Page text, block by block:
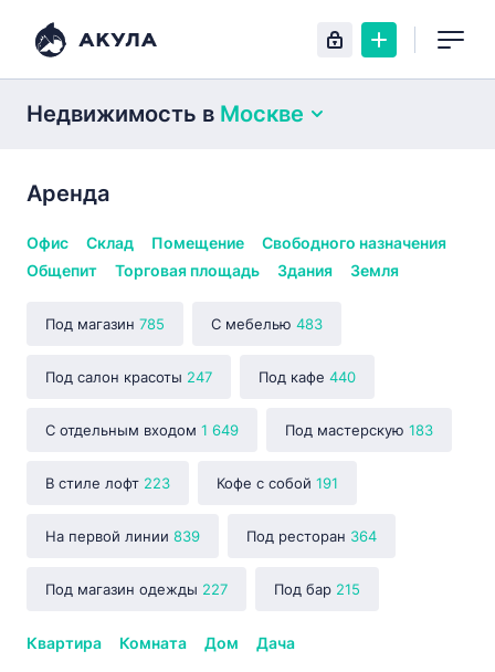
Недвижимость в Москве
Аренда
Офис Склад Помещение
Свободного назначения
Общепит
Торговая площадь Здания Земля
Под магазин 785 С мебелью 483
Под салон красоты 247 Под кафе 440
С отдельным входом 1 649 Под мастерскую 183
В стиле лофт 223 Кофе с собой 191
На первой линии 839 Под ресторан 364
Под магазин одежды 227 Под бар 215
Квартира Комната Дом Дача